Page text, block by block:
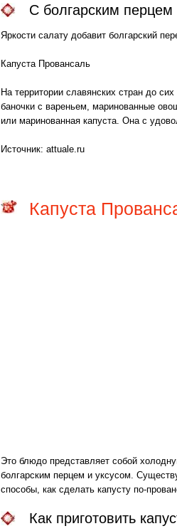
С болгарским перцем
Яркости салату добавит болгарский
Капуста Провансаль
На территории славянских стран до
баночки с вареньем, маринованные
или маринованная капуста. Она с
Источник: attuale.ru
Капуста
Это блюдо представляет собой
болгарским перцем и уксусом.
способы, как сделать капусту по-
Как приготовить